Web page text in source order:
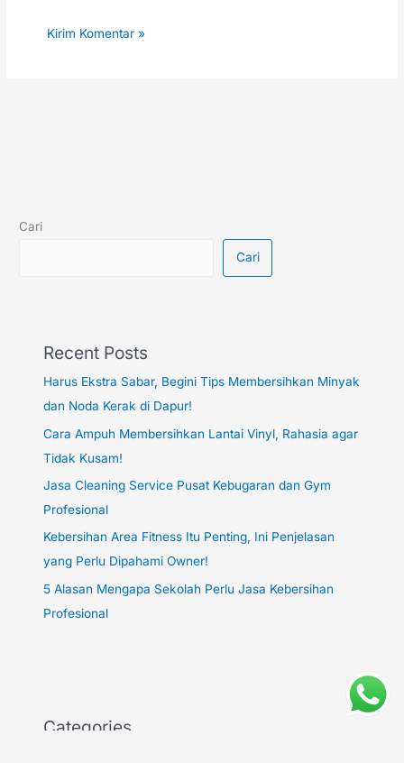
Cari
Cari
Recent Posts
Harus Ekstra Sabar, Begini Tips Membersihkan Minyak
dan Noda Kerak di Dapur!
Cara Ampuh Membersihkan Lantai Vinyl, Rahasia agar
Tidak Kusam!
Jasa Cleaning Service Pusat Kebugaran dan Gym
Profesional
Kebersihan Area Fitness Itu Penting, Ini Penjelasan
yang Perlu Dipahami Owner!
5 Alasan Mengapa Sekolah Perlu Jasa Kebersihan
Profesional
Categories